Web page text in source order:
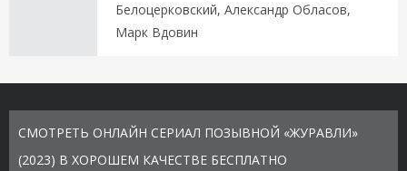
Белоцерковский, Александр Обласов,
Марк Вдовин
СМОТРЕТЬ ОНЛАЙН СЕРИАЛ ПОЗЫВНОЙ «ЖУРАВЛИ»
(2023) В ХОРОШЕМ КАЧЕСТВЕ БЕСПЛАТНО